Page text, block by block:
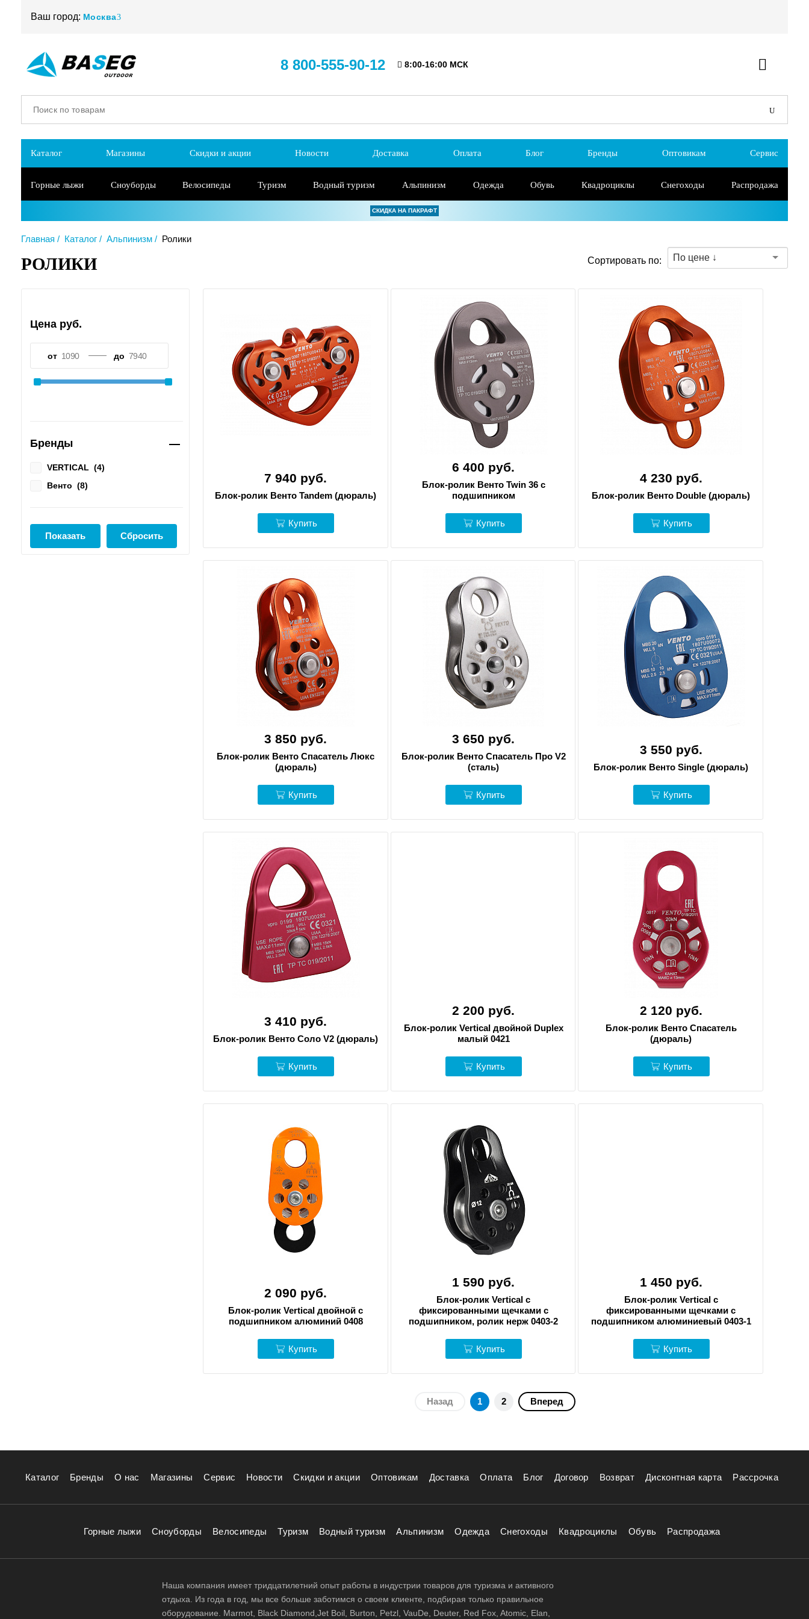
Ваш город: Москва
8 800-555-90-12 8:00-16:00 МСК
Каталог Магазины Скидки и акции Новости Доставка Оплата Блог Бренды Оптовикам Сервис
Горные лыжи Сноуборды Велосипеды Туризм Водный туризм Альпинизм Одежда Обувь Квадроциклы Снегоходы Распродажа
СКИДКА НА ПАКРАФТ
Главная Каталог Альпинизм Ролики
РОЛИКИ Сортировать по: По цене ↓
Цена руб.
от до
Бренды
VERTICAL (4)
Венто (8)
7 940 руб.
Блок-ролик Венто Tandem (дюраль)
Купить
6 400 руб.
Блок-ролик Венто Twin 36 с
подшипником
Купить
4 230 руб.
Блок-ролик Венто Double (дюраль)
Купить
3 850 руб.
Блок-ролик Венто Спасатель Люкс
(дюраль)
Купить
3 650 руб.
Блок-ролик Венто Спасатель Про V2
(сталь)
Купить
3 550 руб.
Блок-ролик Венто Single (дюраль)
Купить
3 410 руб.
Блок-ролик Венто Соло V2 (дюраль)
Купить
2 200 руб.
Блок-ролик Vertical двойной Duplex
малый 0421
Купить
2 120 руб.
Блок-ролик Венто Спасатель
(дюраль)
Купить
2 090 руб.
Блок-ролик Vertical двойной с
подшипником алюминий 0408
Купить
1 590 руб.
Блок-ролик Vertical с
фиксированными щечками с
подшипником, ролик нерж 0403-2
Купить
1 450 руб.
Блок-ролик Vertical с
фиксированными щечками с
подшипником алюминиевый 0403-1
Купить
Назад 1 2 Вперед
Каталог Бренды О нас Магазины Сервис Новости Скидки и акции Оптовикам Доставка Оплата Блог Договор Возврат Дисконтная карта Рассрочка
Горные лыжи Сноуборды Велосипеды Туризм Водный туризм Альпинизм Одежда Снегоходы Квадроциклы Обувь Распродажа
Наша компания имеет тридцатилетний опыт работы в индустрии товаров для туризма и активного
отдыха. Из года в год, мы все больше заботимся о своем клиенте, подбирая только правильное
оборудование. Marmot, Black Diamond,Jet Boil, Burton, Petzl, VauDe, Deuter, Red Fox, Atomic, Elan,